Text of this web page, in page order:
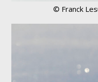
© Franck